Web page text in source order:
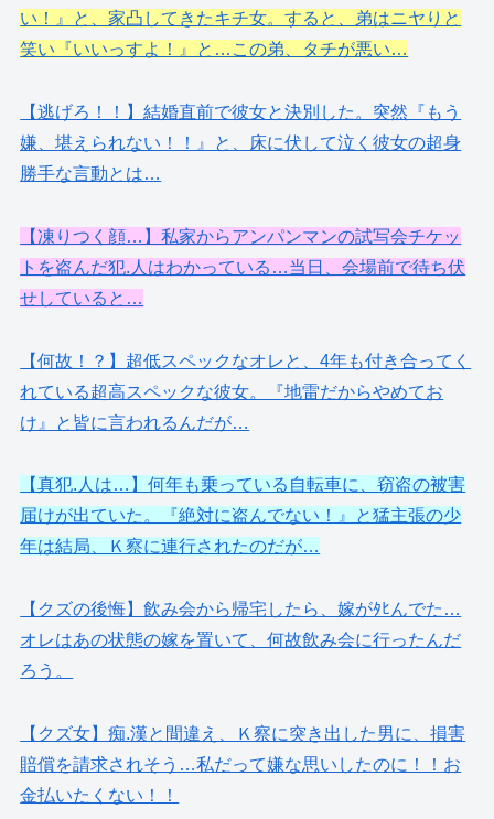
い！』と、家凸してきたキチ女。すると、弟はニヤりと
笑い『いいっすよ！』と…この弟、タチが悪い…
【逃げろ！！】結婚直前で彼女と決別した。突然『もう
嫌、堪えられない！！』と、床に伏して泣く彼女の超身
勝手な言動とは…
【凍りつく顔…】私家からアンパンマンの試写会チケッ
トを盗んだ犯.人はわかっている…当日、会場前で待ち伏
せしていると…
【何故！？】超低スペックなオレと、4年も付き合ってく
れている超高スペックな彼女。『地雷だからやめてお
け』と皆に言われるんだが…
【真犯.人は…】何年も乗っている自転車に、窃盗の被害
届けが出ていた。『絶対に盗んでない！』と猛主張の少
年は結局、Ｋ察に連行されたのだが…
【クズの後悔】飲み会から帰宅したら、嫁がﾀﾋんでた…
オレはあの状態の嫁を置いて、何故飲み会に行ったんだ
ろう。
【クズ女】痴.漢と間違え、Ｋ察に突き出した男に、損害
賠償を請求されそう…私だって嫌な思いしたのに！！お
金払いたくない！！